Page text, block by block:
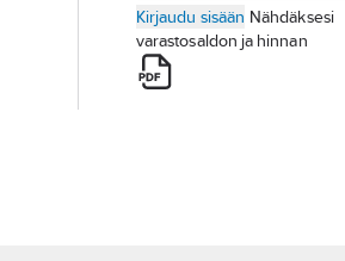
Kirjaudu sisään Nähdäksesi
varastosaldon ja hinnan